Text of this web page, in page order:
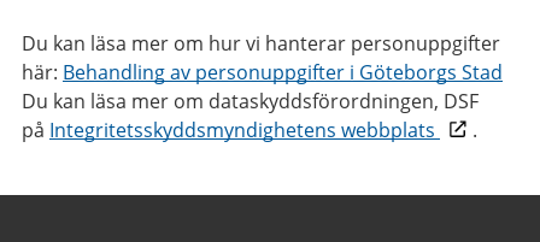
Du kan läsa mer om hur vi hanterar personuppgifter
här: Behandling av personuppgifter i Göteborgs Stad
Du kan läsa mer om dataskyddsförordningen, DSF
på Integritetsskyddsmyndighetens webbplats .